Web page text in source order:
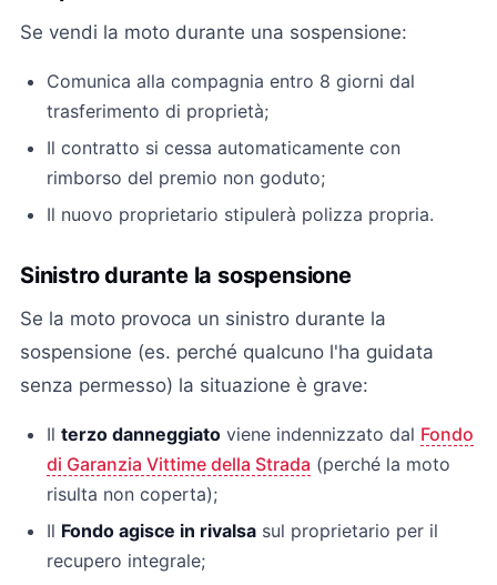
Se vendi la moto durante una sospensione:
Comunica alla compagnia entro 8 giorni dal
trasferimento di proprietà;
Il contratto si cessa automaticamente con
rimborso del premio non goduto;
Il nuovo proprietario stipulerà polizza propria.
Sinistro durante la sospensione
Se la moto provoca un sinistro durante la
sospensione (es. perché qualcuno l'ha guidata
senza permesso) la situazione è grave:
Il terzo danneggiato viene indennizzato dal Fondo
di Garanzia Vittime della Strada (perché la moto
risulta non coperta);
Il Fondo agisce in rivalsa sul proprietario per il
recupero integrale;